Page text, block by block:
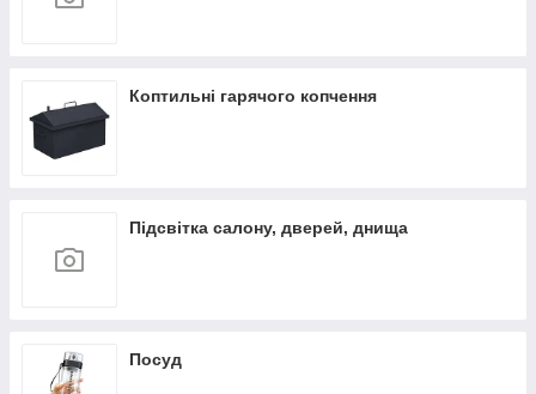
Коптильні гарячого копчення
Підсвітка салону, дверей, днища
Посуд